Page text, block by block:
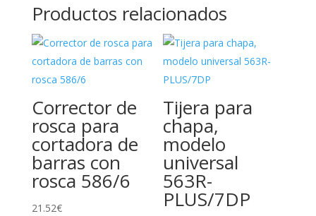
Productos relacionados
Corrector de
rosca para
cortadora de
barras con
rosca 586/6
21.52€
Tijera para
chapa,
modelo
universal
563R-
PLUS/7DP